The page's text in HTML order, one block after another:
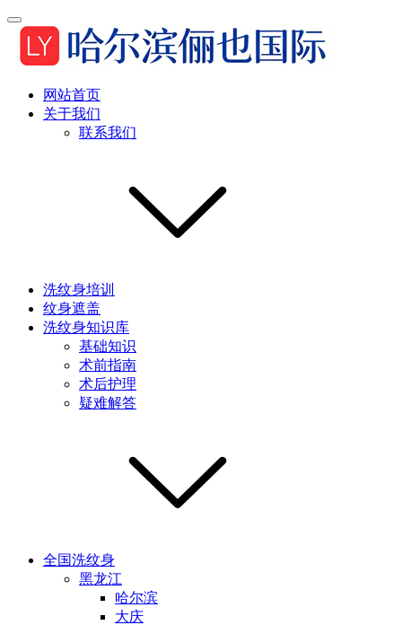
网站首页
关于我们
联系我们
洗纹身培训
纹身遮盖
洗纹身知识库
基础知识
术前指南
术后护理
疑难解答
全国洗纹身
黑龙江
哈尔滨
大庆